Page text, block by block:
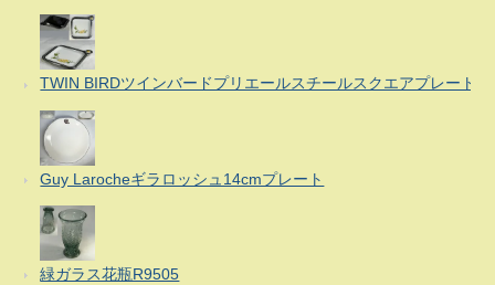
TWIN BIRDツインバードプリエールスチールスクエアプレート
Guy Larocheギラロッシュ14cmプレート
緑ガラス花瓶R9505